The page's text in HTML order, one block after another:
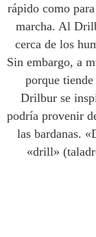
rápido como
marcha. Al
cerca de los
Sin embargo, a
porque
Drilbur se
podría provenir
las bardanas.
«drill»